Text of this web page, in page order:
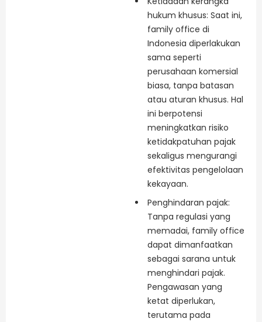
hukum khusus: Saat ini,
family office di
Indonesia diperlakukan
sama seperti
perusahaan komersial
biasa, tanpa batasan
atau aturan khusus. Hal
ini berpotensi
meningkatkan risiko
ketidakpatuhan pajak
sekaligus mengurangi
efektivitas pengelolaan
kekayaan.
Penghindaran pajak:
Tanpa regulasi yang
memadai, family office
dapat dimanfaatkan
sebagai sarana untuk
menghindari pajak.
Pengawasan yang
ketat diperlukan,
terutama pada